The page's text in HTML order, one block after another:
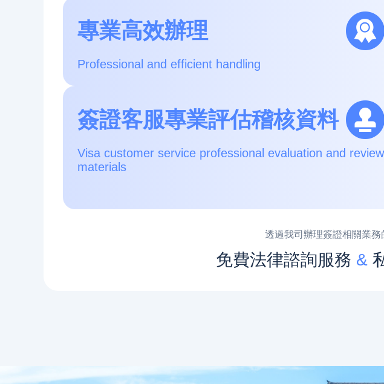
專業高效辦理
Professional and efficient handling
簽證客服專業評估稽核資料
Visa customer service professional evaluation and review
materials
透過我司辦理簽證相關業
免費法律諮詢服務 &